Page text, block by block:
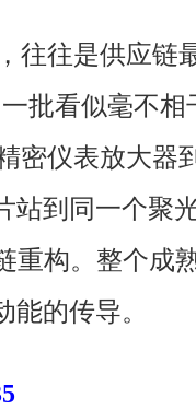
往往是供应链
批看似毫不
密仪表放大器
站到同一个聚
重构。整个成
的传导。